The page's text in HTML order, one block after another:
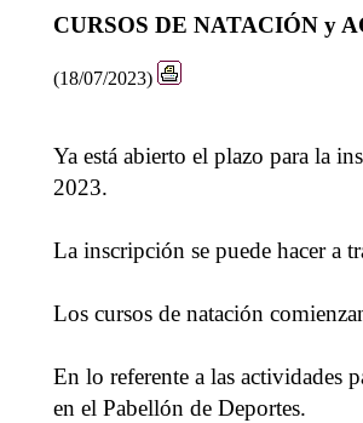
CURSOS DE NATACIÓN y
(18/07/2023)
Ya está abierto el plazo para la
2023.
La inscripción se puede hacer a
Los cursos de natación
En lo referente a las actividades
en el Pabellón de Deportes.